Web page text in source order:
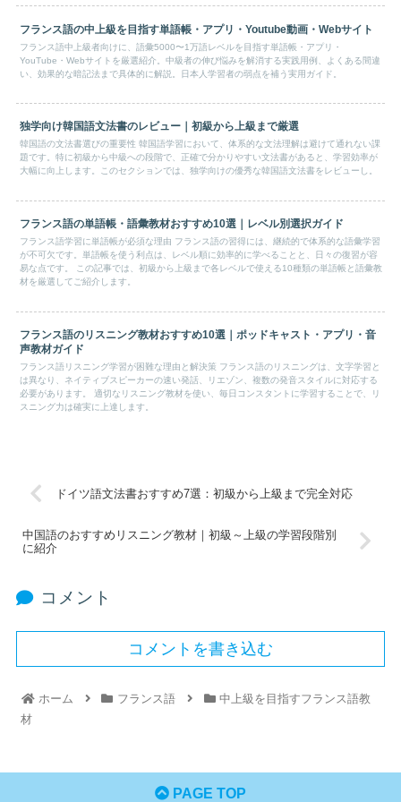
フランス語の中上級を目指す単語帳・アプリ・Youtube動画・Webサイト
フランス語中上級者向けに、語彙5000〜1万語レベルを目指す単語帳・アプリ・
YouTube・Webサイトを厳選紹介。中級者の伸び悩みを解消する実践用例、よくある間違
い、効果的な暗記法まで具体的に解説。日本人学習者の弱点を補う実用ガイド。
独学向け韓国語文法書のレビュー｜初級から上級まで厳選
韓国語の文法書選びの重要性 韓国語学習において、体系的な文法理解は避けて通れない課
題です。特に初級から中級への段階で、正確で分かりやすい文法書があると、学習効率が
大幅に向上します。このセクションでは、独学向けの優秀な韓国語文法書をレビューし。
フランス語の単語帳・語彙教材おすすめ10選｜レベル別選択ガイド
フランス語学習に単語帳が必須な理由 フランス語の習得には、継続的で体系的な語彙学習
が不可欠です。単語帳を使う利点は、レベル順に効率的に学べることと、日々の復習が容
易な点です。 この記事では、初級から上級まで各レベルで使える10種類の単語帳と語彙教
材を厳選してご紹介します。
フランス語のリスニング教材おすすめ10選｜ポッドキャスト・アプリ・音
声教材ガイド
フランス語リスニング学習が困難な理由と解決策 フランス語のリスニングは、文字学習と
は異なり、ネイティブスピーカーの速い発話、リエゾン、複数の発音スタイルに対応する
必要があります。 適切なリスニング教材を使い、毎日コンスタントに学習することで、リ
スニング力は確実に上達します。
ドイツ語文法書おすすめ7選：初級から上級まで完全対応
中国語のおすすめリスニング教材｜初級～上級の学習段階別
に紹介
コメント
コメントを書き込む
ホーム フランス語
中上級を目指すフランス語教
材
PAGE TOP